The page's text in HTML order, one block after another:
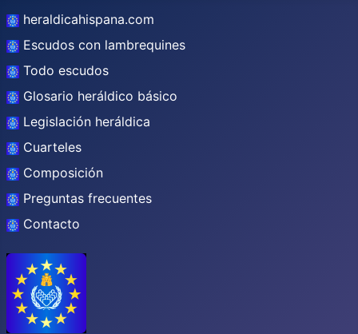
heraldicahispana.com
Escudos con lambrequines
Todo escudos
Glosario heráldico básico
Legislación heráldica
Cuarteles
Composición
Preguntas frecuentes
Contacto